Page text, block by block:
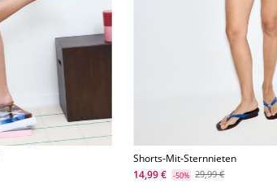
Shorts-Mit-Sternnieten
14,99 €
-50% 29,99 €